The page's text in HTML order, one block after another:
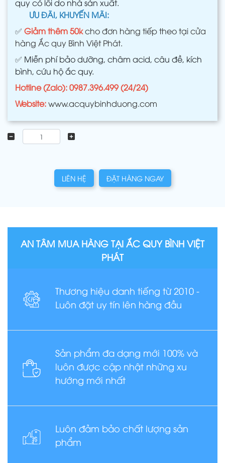
quy có lỗi do nhà sản xuất.
ƯU ĐÃI, KHUYẾN MÃI:
✅ Giảm thêm 50kcho đơn hàng tiếp theo tại cửa
hàng Ắc quy Bình Việt Phát.
✅ Miễn phí bảo dưỡng, châm acid, câu đề, kích
bình, cứu hộ ắc quy.
Hotline (Zalo): 0987.396.499 (24/24)
Website:www.acquybinhduong.com
LIÊN HỆ ĐẶT HÀNG NGAY
AN TÂM MUA HÀNG TẠI ẮC QUY BÌNH VIỆT
PHÁT
Thương hiệu danh tiếng từ 2010 -
Luôn đặt uy tín lên hàng đầu
Sản phẩm đa dạng mới 100% và
luôn được cập nhật những xu
hướng mới nhất
Luôn đảm bảo chất lượng sản
phẩm